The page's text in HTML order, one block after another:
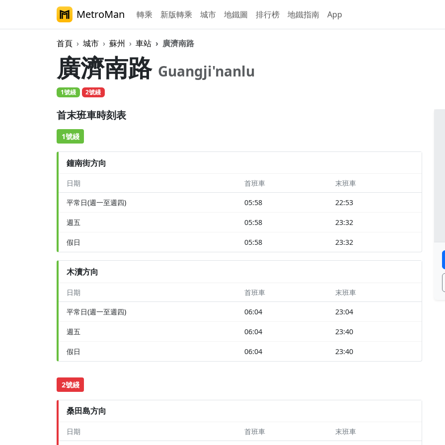
MetroMan 轉乘 新版轉乘 城市 地鐵圖 排行榜 地鐵指南 App
首頁 城市 蘇州 車站 廣濟南路
廣濟南路 Guangji'nanlu
1號綫 2號綫
首末班車時刻表
1號綫
鐘南街方向
日期 首班車 末班車
平常日(週一至週四) 05:58 22:53
週五 05:58 23:32
假日 05:58 23:32
木瀆方向
日期 首班車 末班車
平常日(週一至週四) 06:04 23:04
週五 06:04 23:40
假日 06:04 23:40
2號綫
桑田島方向
日期 首班車 末班車